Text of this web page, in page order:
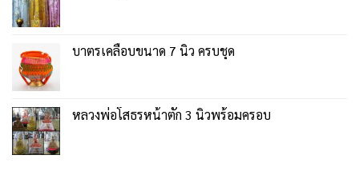
บาตรเคลือบขนาด 7 นิ้ว ครบชุด
หลวงพ่อโสธรหน้าตัก 3 นิ้วพร้อมครอบ